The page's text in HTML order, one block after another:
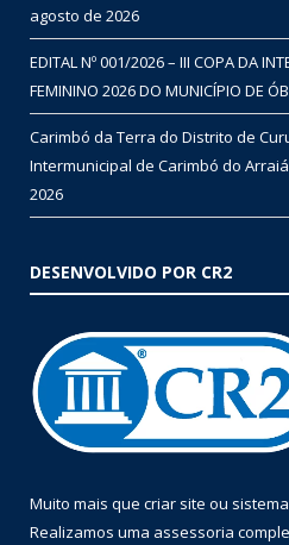
agosto de 2026
EDITAL Nº 001/2026 – III COPA DA
FEMININO 2026 DO MUNICÍPIO DE
Carimbó da Terra do Distrito de
Intermunicipal de Carimbó do
2026
DESENVOLVIDO POR CR2
Muito mais que criar site ou
Realizamos uma assessoria